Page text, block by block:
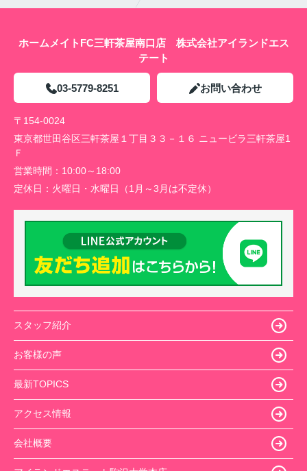
ホームメイトFC三軒茶屋南口店 株式会社アイランドエス
テート
03-5779-8251 お問い合わせ
〒154-0024
東京都世田谷区三軒茶屋１丁目３３－１６ ニュービラ三軒茶屋1
Ｆ
営業時間： 10:00～18:00
定休日： 火曜日・水曜日（1月～3月は不定休）
スタッフ紹介
お客様の声
最新TOPICS
アクセス情報
会社概要